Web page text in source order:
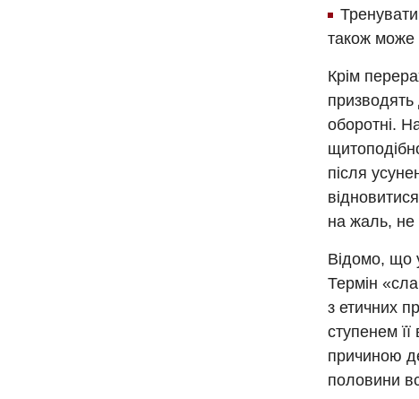
також може
Крім
призводять
оборотні.
після
на жаль, не
Відомо, що
Термін
з етичних
ступенем
причиною
половини